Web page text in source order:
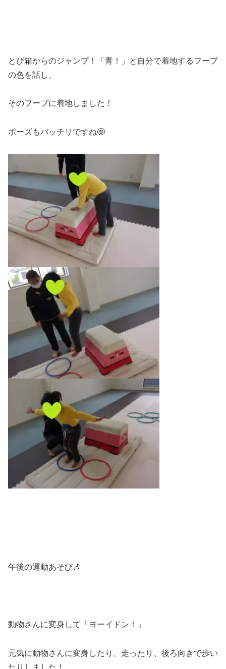
とび箱からのジャンプ！「青！」と自分で着地するフープ
の色を話し、
そのフープに着地しました！
ポーズもバッチリですね🤩
午後の運動あそび🎶
動物さんに変身して「ヨーイドン！」
元気に動物さんに変身したり、走ったり、後ろ向きで歩い
たりしました！